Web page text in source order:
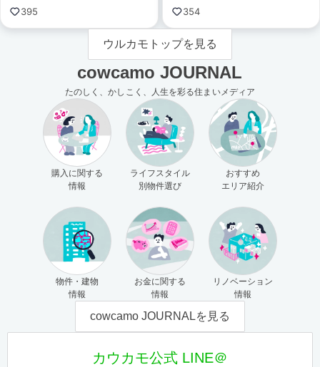
395
354
ウルカモトップを見る
cowcamo JOURNAL
たのしく、かしこく、人生を彩る住まいメディア
購入に関する
情報
ライフスタイル
別物件選び
おすすめ
エリア紹介
物件・建物
情報
お金に関する
情報
リノベーション
情報
cowcamo JOURNALを見る
カウカモ公式 LINE＠